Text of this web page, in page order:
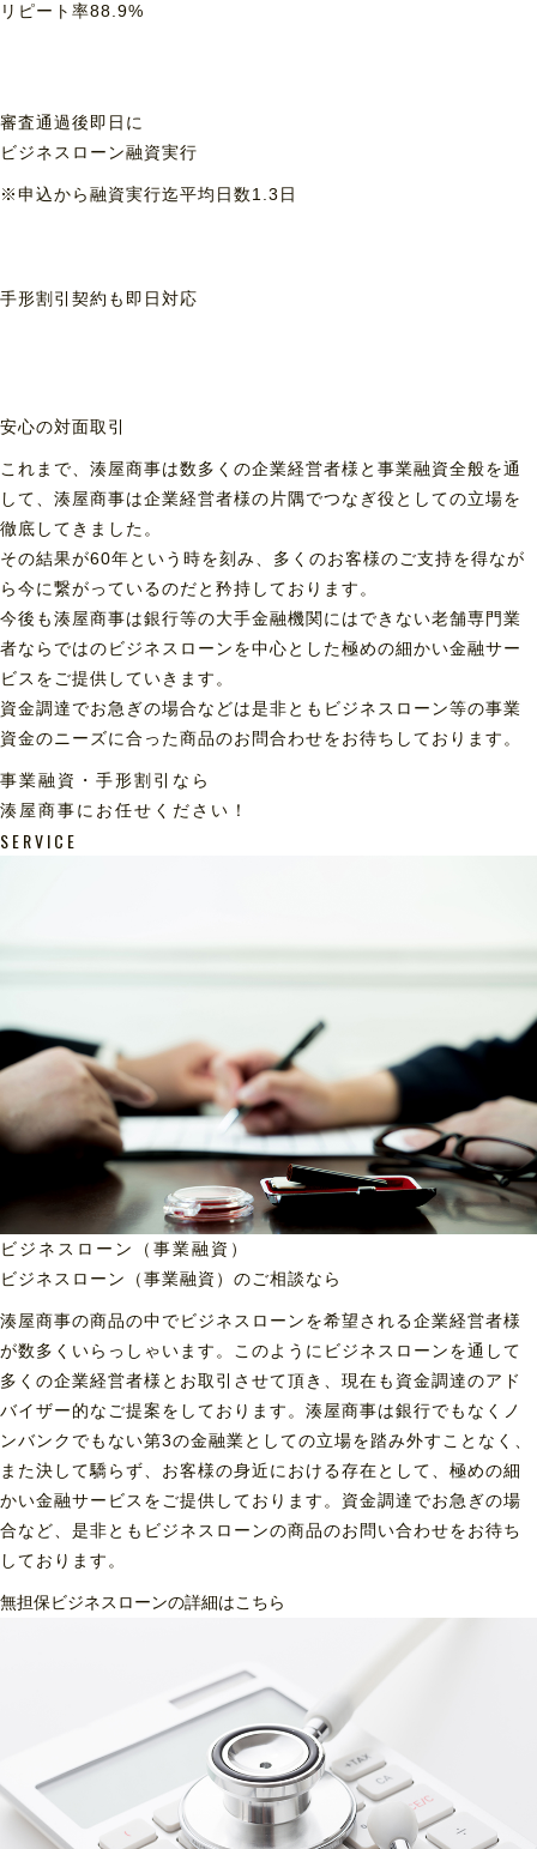
リピート率88.9%
審査通過後即日に
ビジネスローン融資実行
※申込から融資実行迄平均日数1.3日
手形割引契約も 即日対応
安心の対面取引
これまで、湊屋商事は数多くの企業経営者様と事業融資全般を通
して、湊屋商事は企業経営者様の片隅でつなぎ役としての立場を
徹底してきました。
その結果が60年という時を刻み、多くのお客様のご支持を得なが
ら今に繋がっているのだと矜持しております。
今後も湊屋商事は銀行等の大手金融機関にはできない老舗専門業
者ならではのビジネスローンを中心とした極めの細かい金融サー
ビスをご提供していきます。
資金調達でお急ぎの場合などは是非ともビジネスローン等の事業
資金のニーズに合った商品のお問合わせをお待ちしております。
事業融資・手形割引なら
湊屋商事にお任せください！
SERVICE
ビジネスローン（事業融資）
ビジネスローン（事業融資）のご相談なら
湊屋商事の商品の中でビジネスローンを希望される企業経営者様
が数多くいらっしゃいます。このようにビジネスローンを通して
多くの企業経営者様とお取引させて頂き、現在も資金調達のアド
バイザー的なご提案をしております。湊屋商事は銀行でもなくノ
ンバンクでもない第3の金融業としての立場を踏み外すことなく、
また決して驕らず、お客様の身近における存在として、極めの細
かい金融サービスをご提供しております。資金調達でお急ぎの場
合など、是非ともビジネスローンの商品のお問い合わせをお待ち
しております。
無担保ビジネスローンの詳細はこちら